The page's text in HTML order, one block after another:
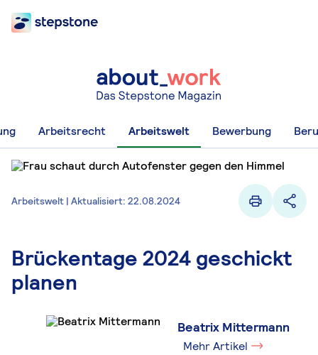
Arbeitsrecht Arbeitswelt Bewerbung
Arbeitswelt | Aktualisiert: 22.08.2024
Brückentage 2024 geschickt
planen
Beatrix Mittermann
Mehr Artikel